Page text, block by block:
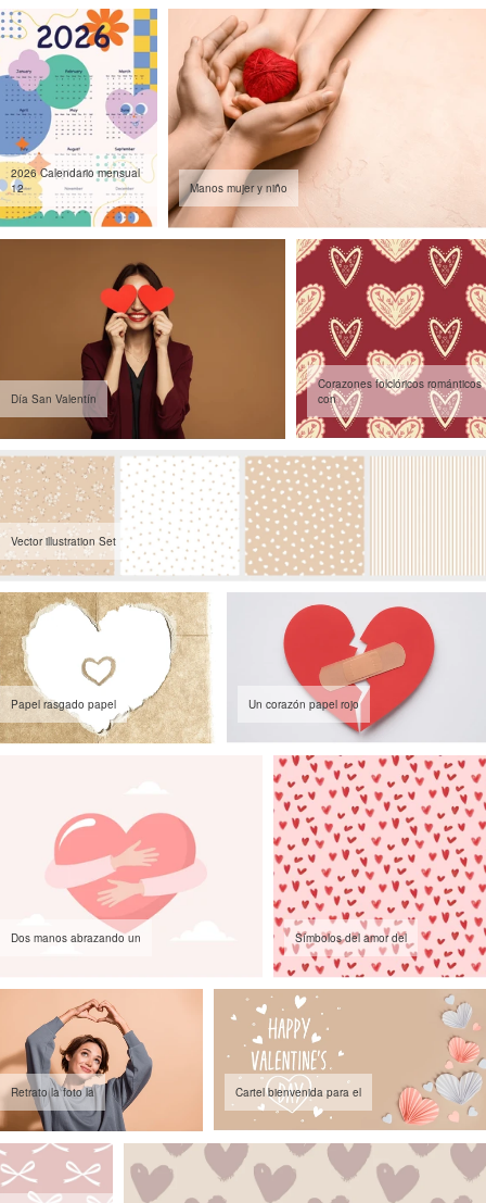
2026 Calendario mensual
12
Manos mujer y niño
Día San Valentín
Corazones folclóricos románticos
con
Vector illustration Set
Papel rasgado papel Un corazón papel rojo
Dos manos abrazando un Símbolos del amor del
Retrato la foto la Cartel bienvenida para el